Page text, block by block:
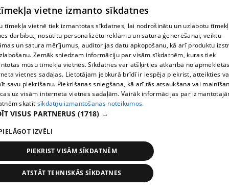
punktos to krietni mazāk
409. epizode
vietne izmanto sīkdatnes
tīmekļa vietnē tiek izmantotas sīkdatnes, lai nodrošinātu un uzlabotu
darbību., nosūtītu personalizētu reklāmu un satura ģenerēšanai, veiktu
un satura mērījumus, auditorijas datu apkopošanu, kā arī produktu
Zemāk sniedzam informāciju par visām sīkdatnēm, kuras tiek
mūsu tīmekļa vietnēs. Sīkdatnes var atšķirties atkarībā no
vietnes sadaļas. Lietotājam jebkurā brīdī ir iespēja piekrist, atteikties
savu piekrišanu. Piekrišanas sniegšana, kā arī tās atsaukšana vai
uz visām interneta vietnes sadaļām. Vairāk informācijas par
skatīt sīkdatņu izmantošanas noteikumos.
VISUS PARTNERUS (1718) →
IZVĒLI
PIEKRIST VISĀM SĪKDATNĒM
ATSTĀT TEHNISKĀS SĪKDATNES